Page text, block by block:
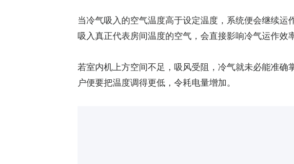
当冷气吸入的空气温度高于设定温度，系统便会继续
吸入真正代表房间温度的空气，会直接影响冷气运作效率
若室内机上方空间不足，吸风受阻，冷气就未必能准
户便要把温度调得更低，令耗电量增加。